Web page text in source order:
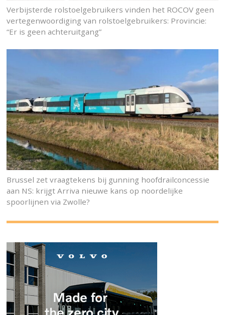
Verbijsterde rolstoelgebruikers vinden het ROCOV geen
vertegenwoordiging van rolstoelgebruikers: Provincie:
“Er is geen achteruitgang”
Brussel zet vraagtekens bij gunning hoofdrailconcessie
aan NS: krijgt Arriva nieuwe kans op noordelijke
spoorlijnen via Zwolle?